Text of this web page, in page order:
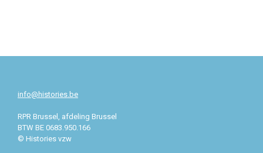
info@histories.be
RPR Brussel, afdeling Brussel
BTW BE 0683.950.166
© Histories vzw